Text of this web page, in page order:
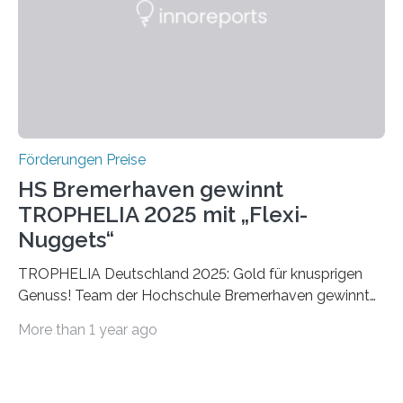
Foundation, des BIAL Award in Biomedicine ist in
Förderungen Preise
HS Bremerhaven gewinnt
TROPHELIA 2025 mit „Flexi-
Nuggets“
TROPHELIA Deutschland 2025: Gold für knusprigen
Genuss! Team der Hochschule Bremerhaven gewinnt
ECOTROPHELIAMit der Produktidee “Flexi-Nuggets”
More than 1 year ago